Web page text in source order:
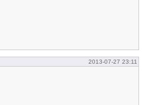
2013-07-27 23:11